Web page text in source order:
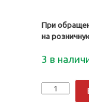
При
на
3 в
Количество
Поршень